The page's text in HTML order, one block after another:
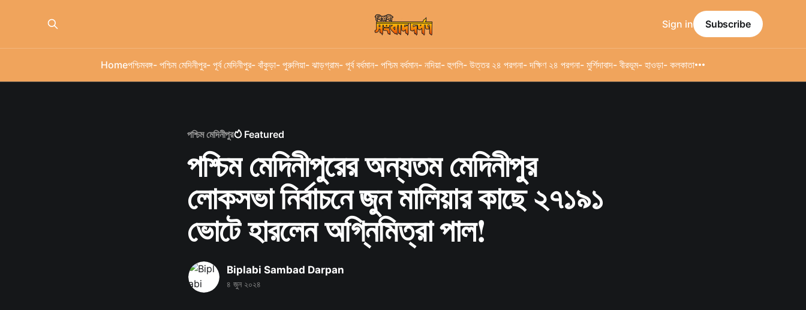
Homeপশ্চিমবঙ্গ- পশ্চিম মেদিনীপুর- পূর্ব মেদিনীপুর- বাঁকুড়া- পুরুলিয়া- ঝাড়গ্রাম- পূর্ব বর্ধমান- পশ্চিম বর্ধমান- নদিয়া- হুগলি- উত্তর ২৪ পরগনা- দক্ষিণ ২৪ পরগনা- মুর্শিদাবাদ- বীরভূম- হাওড়া- কলকাতা
Sign in Subscribe
পশ্চিম মেদিনীপুর Featured
পশ্চিম মেদিনীপুরের অন্যতম মেদিনীপুর
লোকসভা নির্বাচনে জুন মালিয়ার কাছে ২৭১৯১
ভোটে হারলেন অগ্নিমিত্রা পাল!
Biplabi Sambad Darpan
৪ জুন ২০২৪